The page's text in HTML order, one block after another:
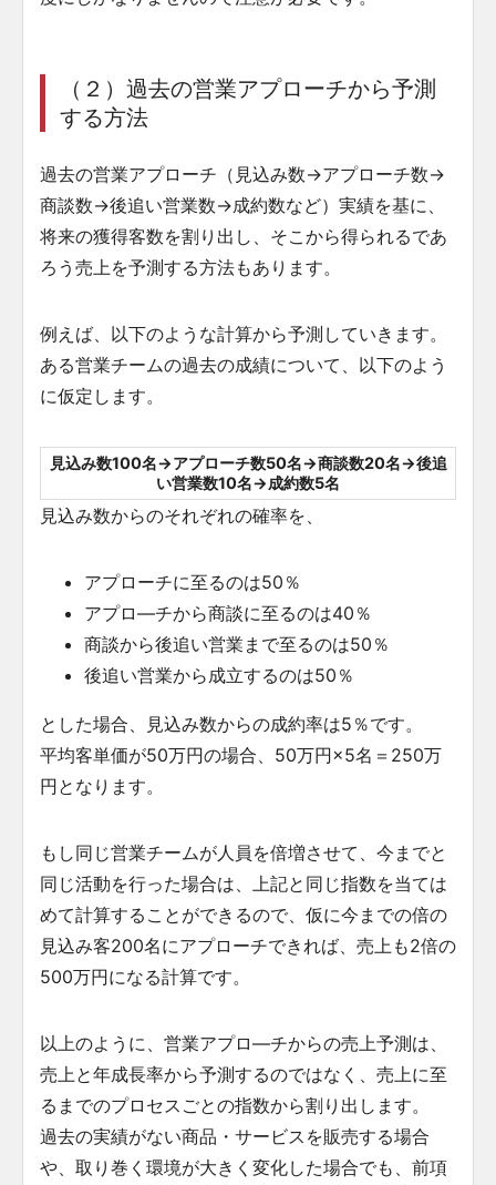
（２）過去の営業アプローチから予測
する方法
過去の営業アプローチ（見込み数→アプローチ数→
商談数→後追い営業数→成約数など）実績を基に、
将来の獲得客数を割り出し、そこから得られるであ
ろう売上を予測する方法もあります。
例えば、以下のような計算から予測していきます。
ある営業チームの過去の成績について、以下のよう
に仮定します。
見込み数100名→アプローチ数50名→商談数20名→後追
い営業数10名→成約数5名
見込み数からのそれぞれの確率を、
アプローチに至るのは50％
アプロ―チから商談に至るのは40％
商談から後追い営業まで至るのは50％
後追い営業から成立するのは50％
とした場合、見込み数からの成約率は5％です。
平均客単価が50万円の場合、50万円×5名＝250万
円となります。
もし同じ営業チームが人員を倍増させて、今までと
同じ活動を行った場合は、上記と同じ指数を当ては
めて計算することができるので、仮に今までの倍の
見込み客200名にアプローチできれば、売上も2倍の
500万円になる計算です。
以上のように、営業アプロ―チからの売上予測は、
売上と年成長率から予測するのではなく、売上に至
るまでのプロセスごとの指数から割り出します。
過去の実績がない商品・サービスを販売する場合
や、取り巻く環境が大きく変化した場合でも、前項